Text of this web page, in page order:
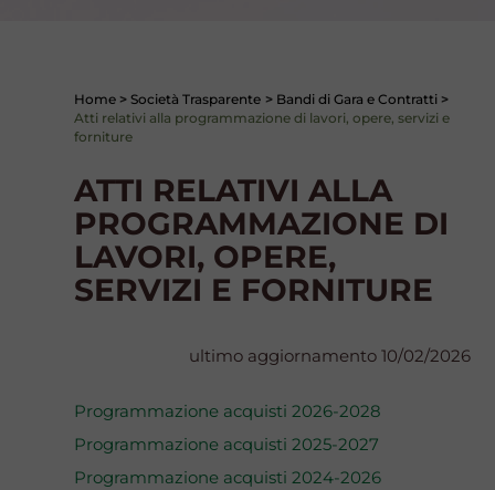
Home > Società Trasparente > Bandi di Gara e Contratti >
Atti relativi alla programmazione di lavori, opere, servizi e
forniture
ATTI RELATIVI ALLA
PROGRAMMAZIONE DI
LAVORI, OPERE,
SERVIZI E FORNITURE
ultimo aggiornamento 10/02/2026
Programmazione acquisti 2026-2028
Programmazione acquisti 2025-2027
Programmazione acquisti 2024-2026